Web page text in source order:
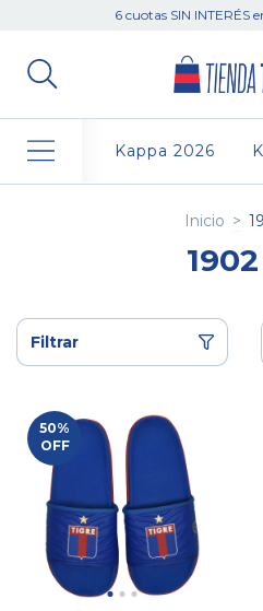
6 cuotas SIN INTERÉS
Kappa 2026
Inicio >
Filtrar
50%
OFF